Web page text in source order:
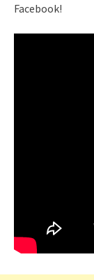
Facebook!